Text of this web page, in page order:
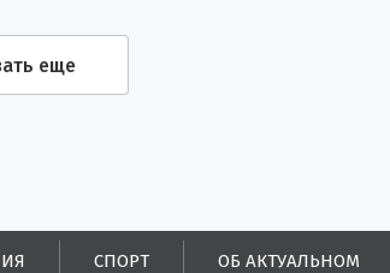
еще
СПОРТ ОБ АКТУАЛЬНОМ